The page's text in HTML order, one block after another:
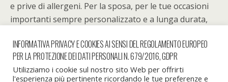
e prive di allergeni. Per la sposa, per le tue occasioni
importanti sempre personalizzato e a lunga durata,
INFORMATIVA PRIVACY E COOKIES AI SENSI DEL REGOLAMENTO EUROPEO
PER LA PROTEZIONE DEI DATI PERSONALI N. 679/2016, GDPR
Utilizziamo i cookie sul nostro sito Web per offrirti
l'esperienza più pertinente ricordando le tue preferenze e